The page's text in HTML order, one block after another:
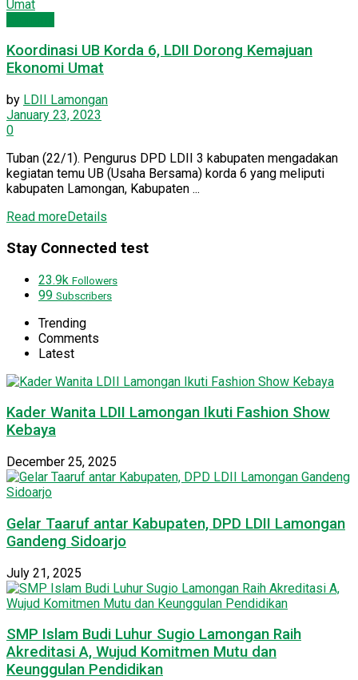
Koordinasi UB Korda 6, LDII Dorong Kemajuan
Ekonomi Umat
by LDII Lamongan
January 23, 2023
0
Tuban (22/1). Pengurus DPD LDII 3 kabupaten mengadakan
kegiatan temu UB (Usaha Bersama) korda 6 yang meliputi
kabupaten Lamongan, Kabupaten ...
Read moreDetails
Stay Connected test
23.9k Followers
99 Subscribers
Trending
Comments
Latest
Kader Wanita LDII Lamongan Ikuti Fashion Show
Kebaya
December 25, 2025
Gelar Taaruf antar Kabupaten, DPD LDII Lamongan
Gandeng Sidoarjo
July 21, 2025
SMP Islam Budi Luhur Sugio Lamongan Raih
Akreditasi A, Wujud Komitmen Mutu dan
Keunggulan Pendidikan